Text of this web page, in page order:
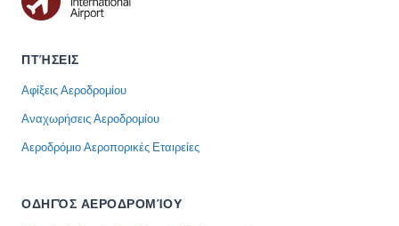
ΠΤΉΣΕΙΣ
Αφίξεις Αεροδρομίου
Αναχωρήσεις Αεροδρομίου
Αεροδρόμιο Αεροπορικές Εταιρείες
ΟΔΗΓΌΣ ΑΕΡΟΔΡΟΜΊΟΥ